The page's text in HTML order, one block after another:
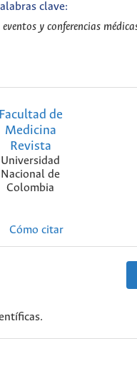
clave:
y conferencias
Facultad de
Medicina
Revista
Universidad
Nacional de
Colombia
Cómo citar